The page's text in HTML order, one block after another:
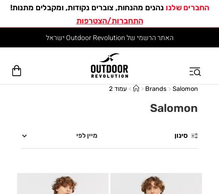
החברים שלנו נהנים מהנחות, צוברים נקודות, ומקבלים מתנות!
התחברות/הצטרפות
האתר הרשמי של Outdoor Revolution ישראל
> Brands >Salomon
> עמוד 2
Salomon
סינון